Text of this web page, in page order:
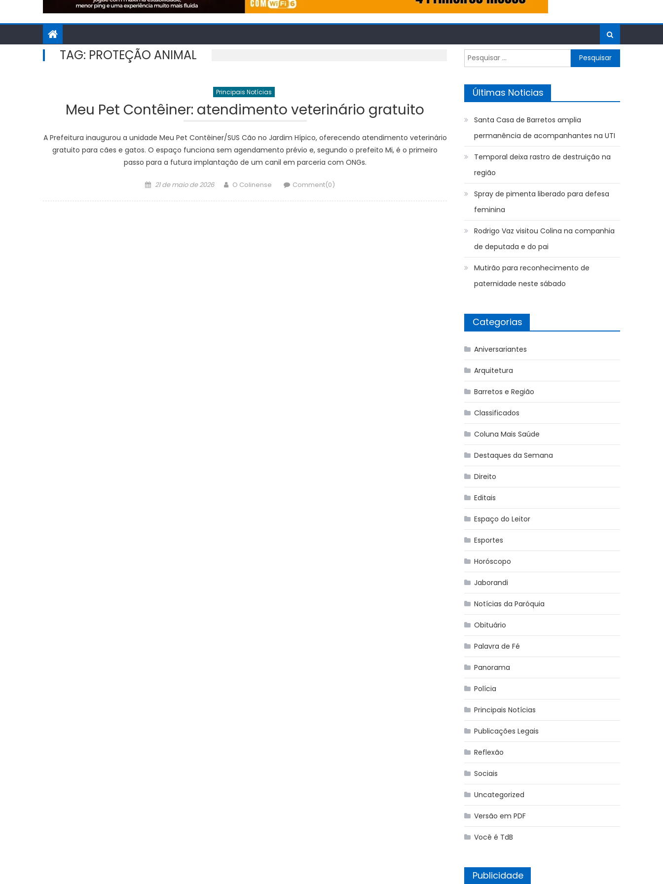
TAG: PROTEÇÃO ANIMAL
Principais Notícias
Meu Pet Contêiner: atendimento veterinário gratuito
A Prefeitura inaugurou a unidade Meu Pet Contêiner/SUS Cão no Jardim Hípico, oferecendo atendimento veterinário
gratuito para cães e gatos. O espaço funciona sem agendamento prévio e, segundo o prefeito Mi, é o primeiro
passo para a futura implantação de um canil em parceria com ONGs.
Posted
21 de maio de 2026 Author
O Colinense Comment(0)
Pesquisar
por:
Últimas Noticias
Santa Casa de Barretos amplia
permanência de acompanhantes na UTI
Temporal deixa rastro de destruição na
região
Spray de pimenta liberado para defesa
feminina
Rodrigo Vaz visitou Colina na companhia
de deputada e do pai
Mutirão para reconhecimento de
paternidade neste sábado
Categorias
Aniversariantes
Arquitetura
Barretos e Região
Classificados
Coluna Mais Saúde
Destaques da Semana
Direito
Editais
Espaço do Leitor
Esportes
Horóscopo
Jaborandi
Notícias da Paróquia
Obituário
Palavra de Fé
Panorama
Polícia
Principais Notícias
Publicações Legais
Reflexão
Sociais
Uncategorized
Versão em PDF
Você é TdB
Publicidade